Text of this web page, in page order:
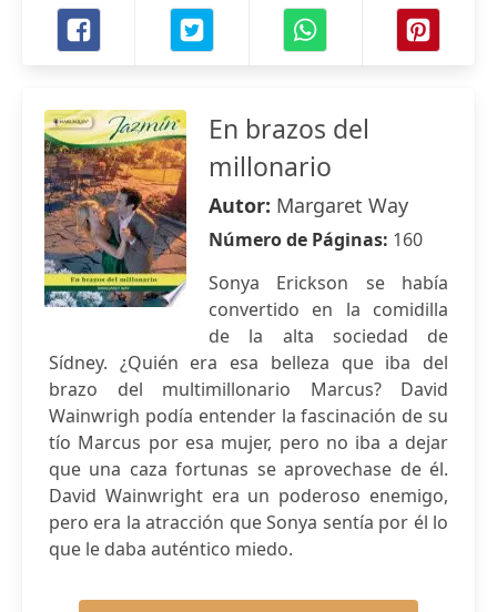
En brazos del
millonario
Autor: Margaret Way
Número de Páginas: 160
Sonya Erickson se había
convertido en la comidilla
de la alta sociedad de
Sídney. ¿Quién era esa belleza que iba del
brazo del multimillonario Marcus? David
Wainwrigh podía entender la fascinación de su
tío Marcus por esa mujer, pero no iba a dejar
que una caza fortunas se aprovechase de él.
David Wainwright era un poderoso enemigo,
pero era la atracción que Sonya sentía por él lo
que le daba auténtico miedo.